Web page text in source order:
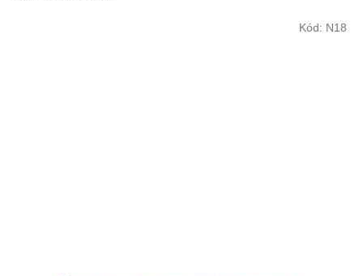
Kód: N18